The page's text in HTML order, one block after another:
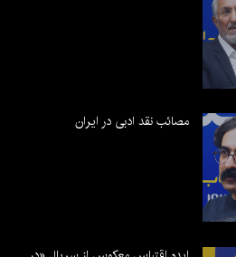
مصائب نقد ادبی در ایران